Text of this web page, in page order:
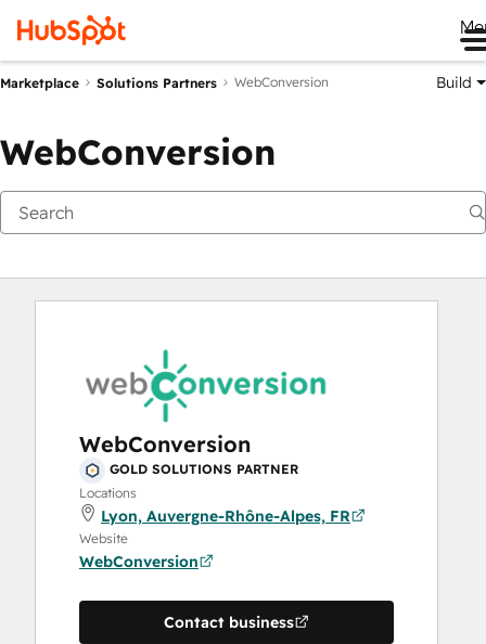
Marketplace Solutions Partners WebConversion Build
WebConversion
WebConversion
GOLD SOLUTIONS PARTNER
Locations
Lyon, Auvergne-Rhône-Alpes, FR
Website
WebConversion
Contact business